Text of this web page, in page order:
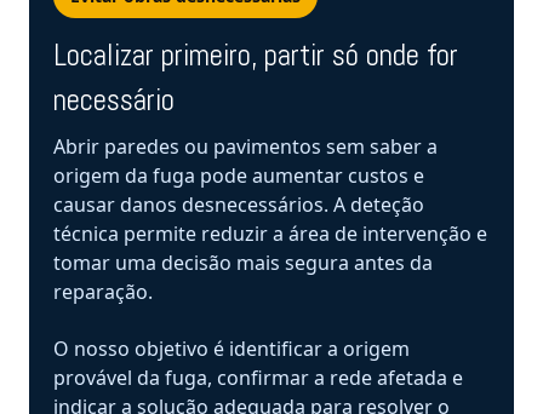
Localizar primeiro, partir só onde for
necessário
Abrir paredes ou pavimentos sem saber a
origem da fuga pode aumentar custos e
causar danos desnecessários. A deteção
técnica permite reduzir a área de intervenção e
tomar uma decisão mais segura antes da
reparação.
O nosso objetivo é identificar a origem
provável da fuga, confirmar a rede afetada e
indicar a solução adequada para resolver o